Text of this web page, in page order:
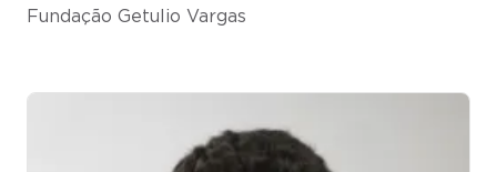
Fundação Getulio Vargas